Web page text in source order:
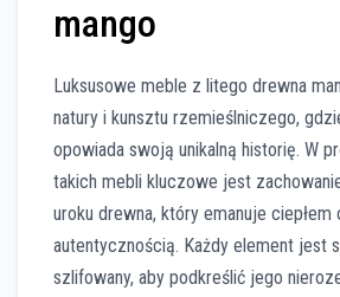
mango
Luksusowe meble z litego drewna
natury i kunsztu rzemieślniczego,
opowiada swoją unikalną historię. W
takich mebli kluczowe jest
uroku drewna, który emanuje ciepłem
autentycznością. Każdy element jest
szlifowany, aby podkreślić jego